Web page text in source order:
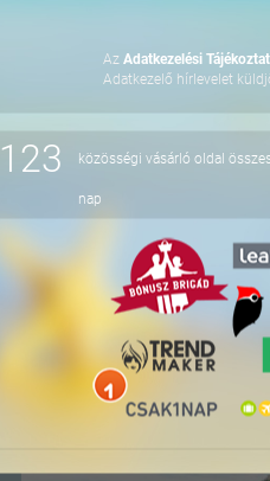
Az Adatkezelési
Adatkezelő hírlevelet
123 közösségi vásárló oldal
nap
-41%